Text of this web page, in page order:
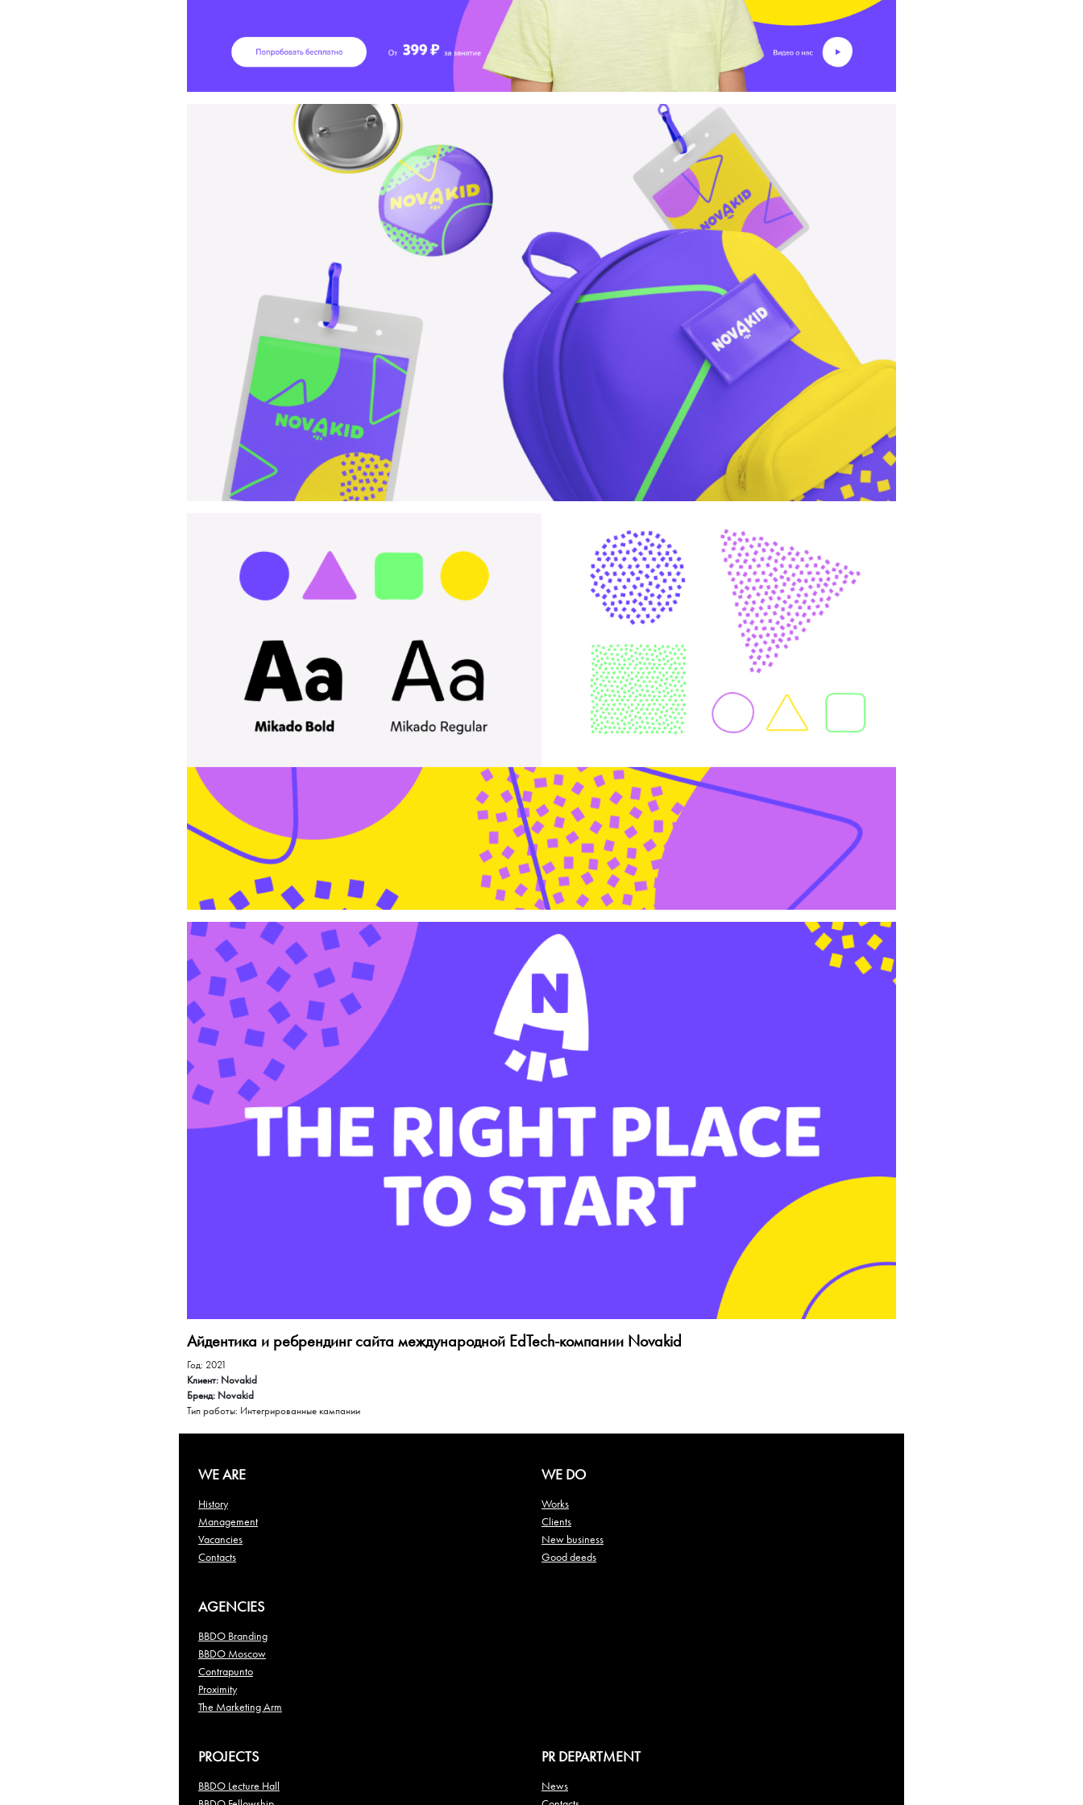
Айдентика и ребрендинг сайта международной EdTech-компании Novakid
Год: 2021
Клиент: Novakid
Бренд: Novakid
Тип работы: Интегрированные кампании
WE ARE
History
Management
Vacancies
Contacts
WE DO
Works
Clients
New business
Good deeds
AGENCIES
BBDO Branding
BBDO Moscow
Contrapunto
Proximity
The Marketing Arm
PROJECTS
BBDO Lecture Hall
PR DEPARTMENT
News